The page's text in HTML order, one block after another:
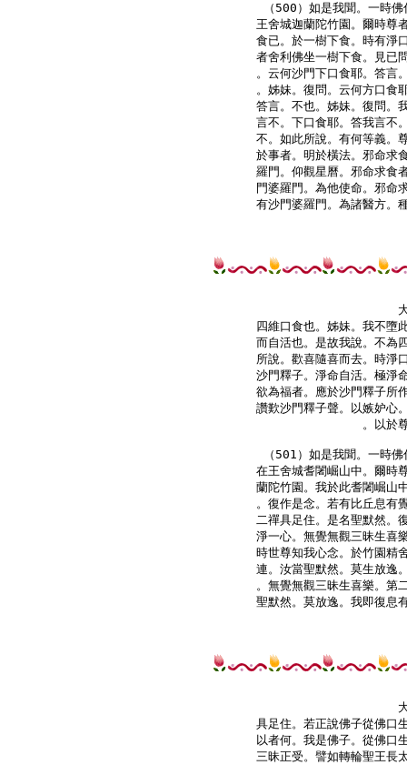
（500）如是我聞。一時
王舍城迦蘭陀竹園。爾時尊
食已。於一樹下食。時有淨
者舍利佛坐一樹下食。見已
。云何沙門下口食耶。答言
。姊妹。復問。云何方口食
答言。不也。姊妹。復問。
言不。下口食耶。答我言不
不。如此所說。有何等義。
於事者。明於橫法。邪命求
羅門。仰觀星曆。邪命求食
門婆羅門。為他使命。邪命
有沙門婆羅門。為諸醫方。
四維口食也。姊妹。我不墮
而自活也。是故我說。不為
所說。歡喜隨喜而去。時淨
沙門釋子。淨命自活。極淨
欲為福者。應於沙門釋子所
讚歎沙門釋子聲。以嫉妒心
。以於
（501）如是我聞。一時
在王舍城耆闍崛山中。爾時
蘭陀竹園。我於此耆闍崛山
。復作是念。若有比丘息有
二禪具足住。是名聖默然。
淨一心。無覺無觀三昧生喜
時世尊知我心念。於竹園精
連。汝當聖默然。莫生放逸
。無覺無觀三昧生喜樂。第
聖默然。莫放逸。我即復息
具足住。若正說佛子從佛口
以者何。我是佛子。從佛口
三昧正受。譬如轉輪聖王長